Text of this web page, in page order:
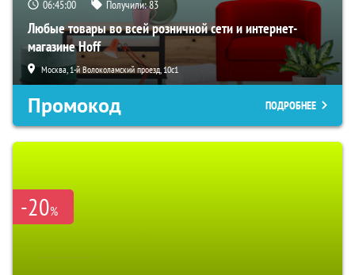
06:44:59 Получили:83
Любые товары во всей розничной сети и интернет-
магазине Hoff
Москва, 1-й Волоколамский проезд, 10с1
Промокод ПОДРОБНЕЕ
-20%